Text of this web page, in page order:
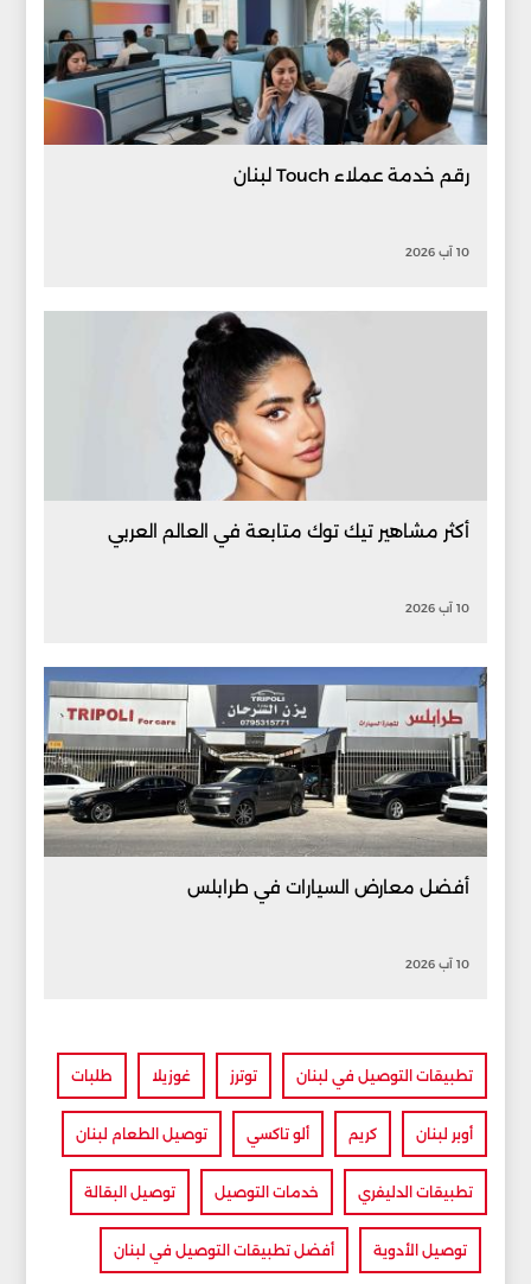
رقم خدمة عملاء Touch لبنان
10 آب 2026
أكثر مشاهير تيك توك متابعة في العالم العربي
10 آب 2026
أفضل معارض السيارات في طرابلس
10 آب 2026
تطبيقات التوصيل في لبنان توترز غوزيلا طلبات
أوبر لبنان كريم ألو تاكسي توصيل الطعام لبنان
تطبيقات الدليفري خدمات التوصيل توصيل البقالة
توصيل الأدوية أفضل تطبيقات التوصيل في لبنان